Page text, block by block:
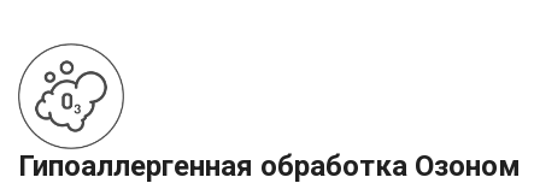
Гипоаллергенная обработка Озоном